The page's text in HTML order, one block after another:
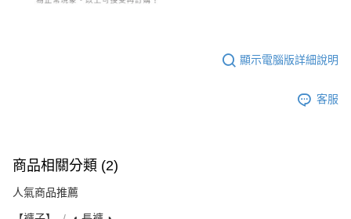
顯示電腦版詳細說明
客服
商品相關分類 (2)
人氣商品推薦